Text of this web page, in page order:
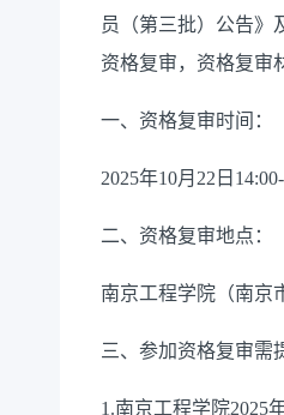
员（第三批）公告》
资格复审，资格复审
一、资格复审时间：
2025年10月 22 日
二、资格复审地点：
南京工程学院（南京
三、参加资格复审需
1.南京工程学院2025